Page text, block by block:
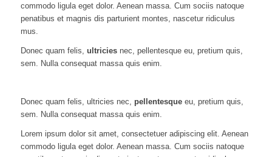
commodo ligula eget dolor. Aenean massa. Cum sociis natoque
penatibus et magnis dis parturient montes, nascetur ridiculus
mus.
Donec quam felis, ultriciesnec, pellentesque eu, pretium quis,
sem. Nulla consequat massa quis enim.
Donec quam felis, ultricies nec, pellentesqueeu, pretium quis,
sem. Nulla consequat massa quis enim.
Lorem ipsum dolor sit amet, consectetuer adipiscing elit. Aenean
commodo ligula eget dolor. Aenean massa. Cum sociis natoque